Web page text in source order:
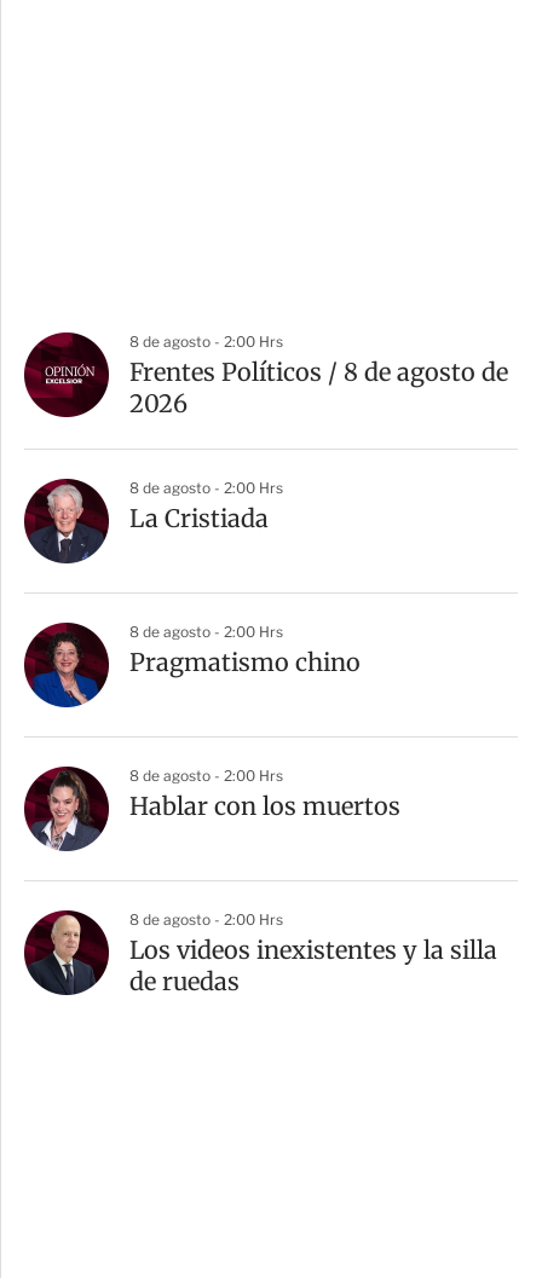
8 de agosto - 2:00 Hrs
Frentes Políticos / 8 de agosto de
2026
8 de agosto - 2:00 Hrs
La Cristiada
8 de agosto - 2:00 Hrs
Pragmatismo chino
8 de agosto - 2:00 Hrs
Hablar con los muertos
8 de agosto - 2:00 Hrs
Los videos inexistentes y la silla
de ruedas